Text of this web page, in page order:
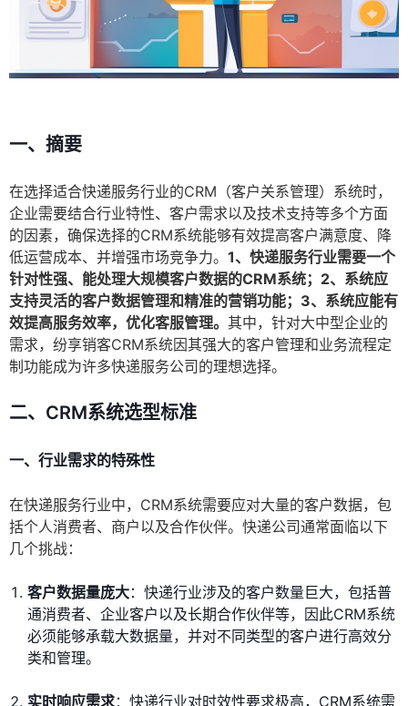
一、摘要
在选择适合快递服务行业的CRM（客户关系管理）系统时，
企业需要结合行业特性、客户需求以及技术支持等多个方面
的因素，确保选择的CRM系统能够有效提高客户满意度、降
低运营成本、并增强市场竞争力。 1、快递服务行业需要一个
针对性强、能处理大规模客户数据的CRM系统；2、系统应
支持灵活的客户数据管理和精准的营销功能；3、系统应能有
效提高服务效率，优化客服管理。 其中，针对大中型企业的
需求，纷享销客CRM系统因其强大的客户管理和业务流程定
制功能成为许多快递服务公司的理想选择。
二、CRM系统选型标准
一、行业需求的特殊性
在快递服务行业中，CRM系统需要应对大量的客户数据，包
括个人消费者、商户以及合作伙伴。快递公司通常面临以下
几个挑战：
客户数据量庞大：快递行业涉及的客户数量巨大，包括普
通消费者、企业客户以及长期合作伙伴等，因此CRM系统
必须能够承载大数据量，并对不同类型的客户进行高效分
类和管理。
实时响应需求：快递行业对时效性要求极高，CRM系统需